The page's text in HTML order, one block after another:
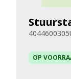
OP